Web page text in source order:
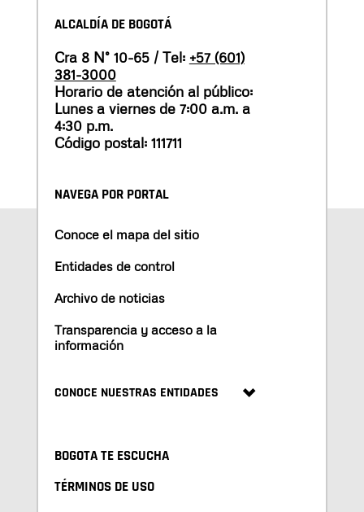
ALCALDÍA DE BOGOTÁ
Cra 8 N° 10-65 / Tel: +57 (601)
381-3000
Horario de atención al público:
Lunes a viernes de 7:00 a.m. a
4:30 p.m.
Código postal: 111711
NAVEGA POR PORTAL
Conoce el mapa del sitio
Entidades de control
Archivo de noticias
Transparencia y acceso a la
información
CONOCE NUESTRAS ENTIDADES
BOGOTA TE ESCUCHA
TÉRMINOS DE USO